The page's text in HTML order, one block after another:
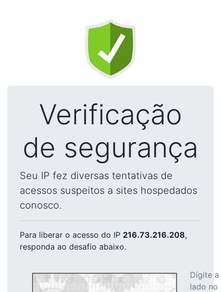
Verificação
de segurança
Seu IP fez diversas tentativas de
acessos suspeitos a sites hospedados
conosco.
Para liberar o acesso do IP 216.73.216.208,
responda ao desafio abaixo.
Digite
lado no